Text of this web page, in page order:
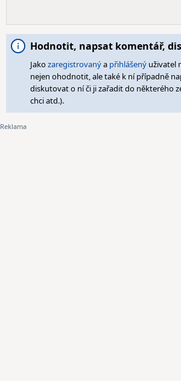
Hodnotit, napsat komentář,
Jakozaregistrovanýa přihlášený uživatel
nejen ohodnotit, ale také k ní případně
diskutovat o ní či ji zařadit do některého
chci atd.).